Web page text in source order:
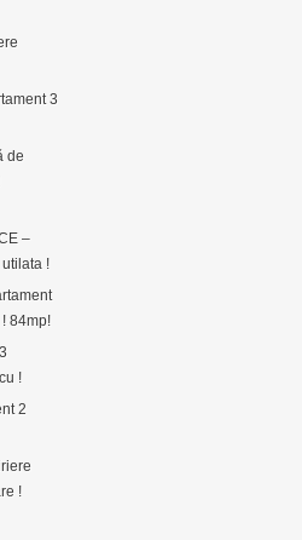
3
de
–
!
84mp!
!
2
!